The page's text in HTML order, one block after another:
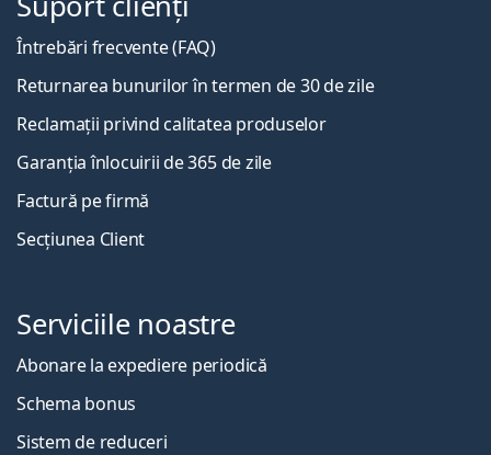
Întrebări frecvente (FAQ)
Returnarea bunurilor în termen de 30 de zile
Reclamații privind calitatea produselor
Garanția înlocuirii de 365 de zile
Factură pe firmă
Secțiunea Client
Serviciile noastre
Abonare la expediere periodică
Schema bonus
Sistem de reduceri